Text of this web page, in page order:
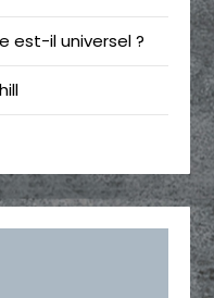
est-il universel ?